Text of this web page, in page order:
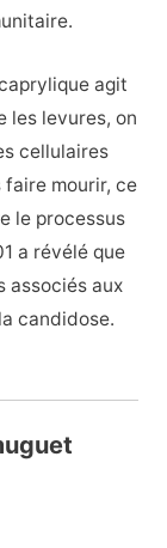
agit
les levures, on
cellulaires
mourir, ce
le processus
a révélé que
associés aux
candidose.